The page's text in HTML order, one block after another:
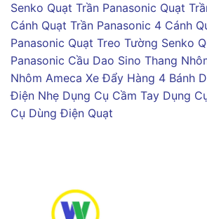
Senko Quạt Trần Panasonic Quạt
Cánh Quạt Trần Panasonic 4 Cánh
Panasonic Quạt Treo Tường Senko
Panasonic Cầu Dao Sino Thang
Nhôm Ameca Xe Đẩy Hàng 4 Bánh
Điện Nhẹ Dụng Cụ Cầm Tay Dụng
Cụ Dùng Điện Quạt